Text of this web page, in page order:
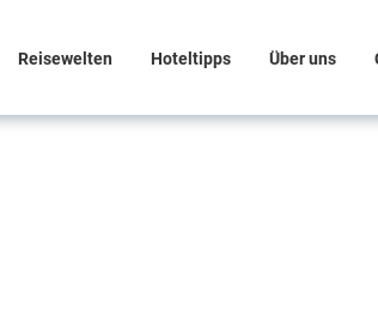
Reisewelten Hoteltipps Über uns